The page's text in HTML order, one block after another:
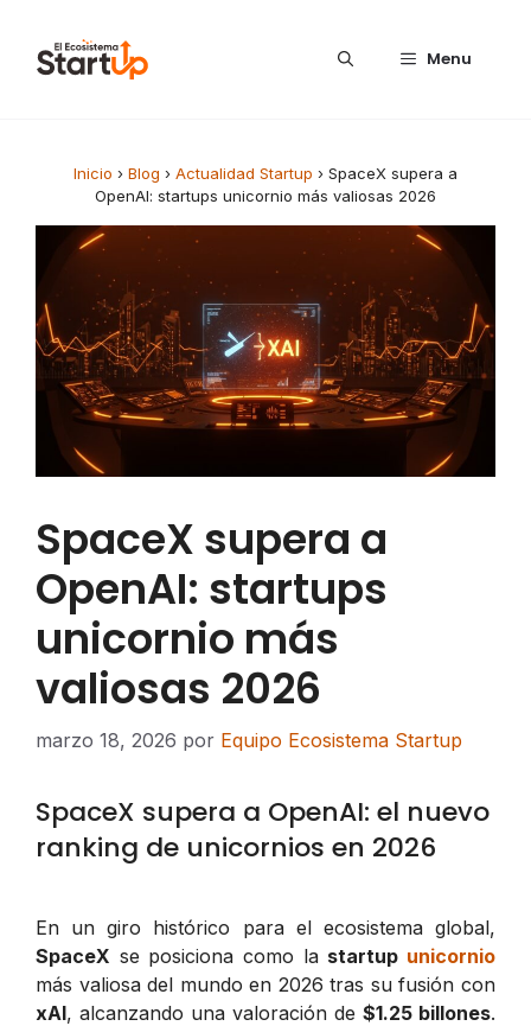
Menu
Inicio › Blog › Actualidad Startup › SpaceX supera a
OpenAI: startups unicornio más valiosas 2026
SpaceX supera a
OpenAI: startups
unicornio más
valiosas 2026
marzo 18, 2026 por Equipo Ecosistema Startup
SpaceX supera a OpenAI: el nuevo
ranking de unicornios en 2026
En un giro histórico para el ecosistema global,
SpaceX se posiciona como la startup unicornio
más valiosa del mundo en 2026 tras su fusión con
xAI, alcanzando una valoración de $1.25 billones.